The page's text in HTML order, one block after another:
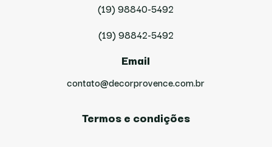
(19) 98840-5492
(19) 98842-5492
Email
contato@decorprovence.com.br
Termos e condições